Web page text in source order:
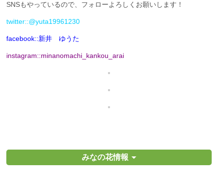
SNSもやっているので、フォローよろしくお願いします！
twitter::@yuta19961230
facebook::新井 ゆうた
instagram::minanomachi_kankou_arai
みなの花情報